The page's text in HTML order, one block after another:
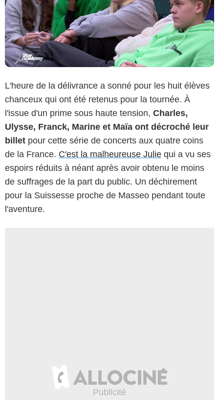
L'heure de la délivrance a sonné pour les huit élèves
chanceux qui ont été retenus pour la tournée. À
l'issue d'un prime sous haute tension, Charles,
Ulysse, Franck, Marine et Maïa ont décroché leur
billet pour cette série de concerts aux quatre coins
de la France. C'est la malheureuse Julie qui a vu ses
espoirs réduits à néant après avoir obtenu le moins
de suffrages de la part du public. Un déchirement
pour la Suissesse proche de Masseo pendant toute
l'aventure.